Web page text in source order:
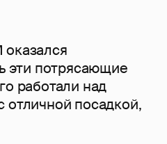
эти потрясающие
работали над
посадкой,